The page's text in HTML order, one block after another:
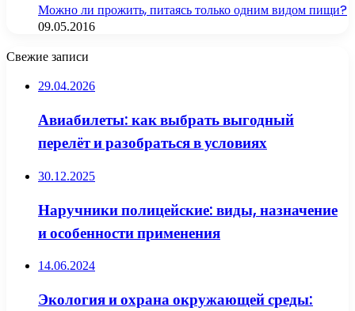
Можно ли прожить, питаясь только одним видом пищи?
09.05.2016
Свежие записи
29.04.2026
Авиабилеты: как выбрать выгодный
перелёт и разобраться в условиях
30.12.2025
Наручники полицейские: виды, назначение
и особенности применения
14.06.2024
Экология и охрана окружающей среды: